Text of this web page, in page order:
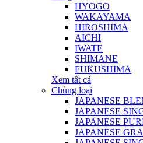
HYOGO
WAKAYAMA
HIROSHIMA
AICHI
IWATE
SHIMANE
FUKUSHIMA
Xem tất cả
Chủng loại
JAPANESE
JAPANESE
JAPANESE
JAPANESE